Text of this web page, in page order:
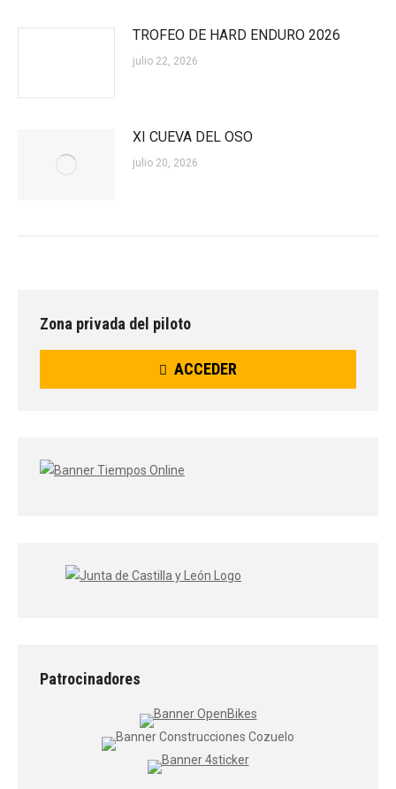
TROFEO DE HARD ENDURO 2026
julio 22, 2026
XI CUEVA DEL OSO
julio 20, 2026
Zona privada del piloto
ACCEDER
Patrocinadores